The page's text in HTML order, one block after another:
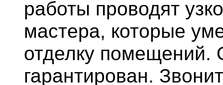
работы проводят
мастера, которые
отделку помещений.
гарантирован.